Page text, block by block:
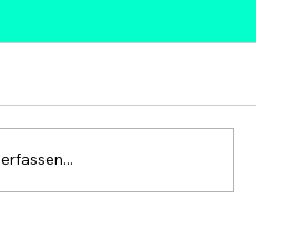
Dollar pro Bitcoin ist
Ziel. Bei 1 Mio. USD
eine Marktkapitalisierung von